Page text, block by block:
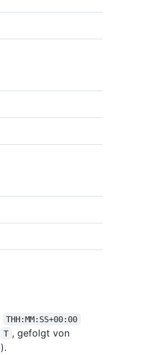
THH:MM:SS+00:00
T , gefolgt von
).